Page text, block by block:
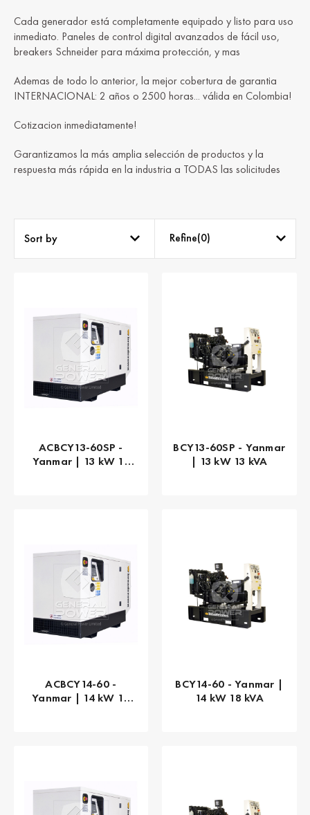
Cada generador está completamente equipado y listo para uso
inmediato. Paneles de control digital avanzados de fácil uso,
breakers Schneider para máxima protección, y mas
Ademas de todo lo anterior, la mejor cobertura de garantia
INTERNACIONAL: 2 años o 2500 horas... válida en Colombia!
Cotizacion inmediatamente!
Garantizamos la más amplia selección de productos y la
respuesta más rápida en la industria a TODAS las solicitudes
Refine(0)
Sort by
ACBCY13-60SP -
Yanmar | 13 kW 13
BCY13-60SP - Yanmar
| 13 kW 13 kVA
ACBCY14-60 -
Yanmar | 14 kW 18
BCY14-60 - Yanmar |
14 kW 18 kVA